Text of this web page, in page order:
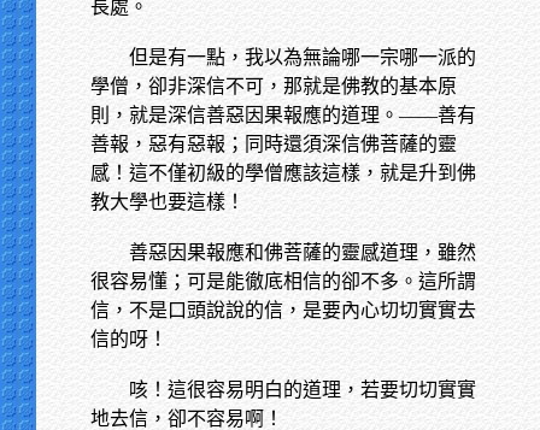
長處。
但是有一點，我以為無論哪一宗哪一派的
學僧，卻非深信不可，那就是佛教的基本原
則，就是深信善惡因果報應的道理。——善有
善報，惡有惡報；同時還須深信佛菩薩的靈
感！這不僅初級的學僧應該這樣，就是升到佛
教大學也要這樣！
善惡因果報應和佛菩薩的靈感道理，雖然
很容易懂；可是能徹底相信的卻不多。這所謂
信，不是口頭說說的信，是要內心切切實實去
信的呀！
咳！這很容易明白的道理，若要切切實實
地去信，卻不容易啊！